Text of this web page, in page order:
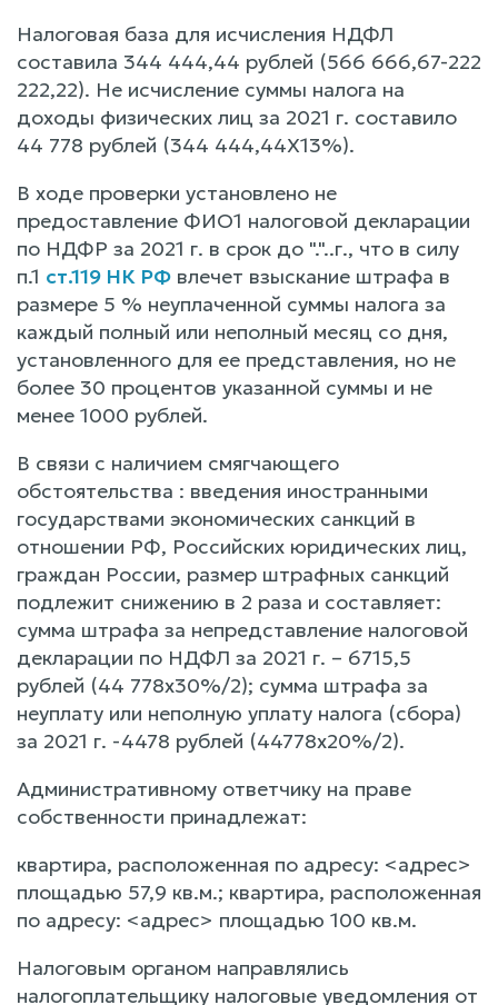
Налоговая база для исчисления НДФЛ
составила 344 444,44 рублей (566 666,67-222
222,22). Не исчисление суммы налога на
доходы физических лиц за 2021 г. составило
44 778 рублей (344 444,44Х13%).
В ходе проверки установлено не
предоставление ФИО1 налоговой декларации
по НДФР за 2021 г. в срок до "."..г., что в силу
п.1 ст.119 НК РФ влечет взыскание штрафа в
размере 5 % неуплаченной суммы налога за
каждый полный или неполный месяц со дня,
установленного для ее представления, но не
более 30 процентов указанной суммы и не
менее 1000 рублей.
В связи с наличием смягчающего
обстоятельства : введения иностранными
государствами экономических санкций в
отношении РФ, Российских юридических лиц,
граждан России, размер штрафных санкций
подлежит снижению в 2 раза и составляет:
сумма штрафа за непредставление налоговой
декларации по НДФЛ за 2021 г. – 6715,5
рублей (44 778х30%/2); сумма штрафа за
неуплату или неполную уплату налога (сбора)
за 2021 г. -4478 рублей (44778х20%/2).
Административному ответчику на праве
собственности принадлежат:
квартира, расположенная по адресу: <адрес>
площадью 57,9 кв.м.; квартира, расположенная
по адресу: <адрес> площадью 100 кв.м.
Налоговым органом направлялись
налогоплательщику налоговые уведомления от